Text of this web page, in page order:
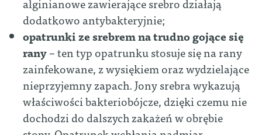
dodatkowo antybakteryjnie;
opatrunki ze srebrem na trudno gojące się
rany– ten typ opatrunku stosuje się na rany
zainfekowane, z wysiękiem oraz wydzielające
nieprzyjemny zapach. Jony srebra wykazują
właściwości bakteriobójcze, dzięki czemu nie
dochodzi do dalszych zakażeń w obrębie